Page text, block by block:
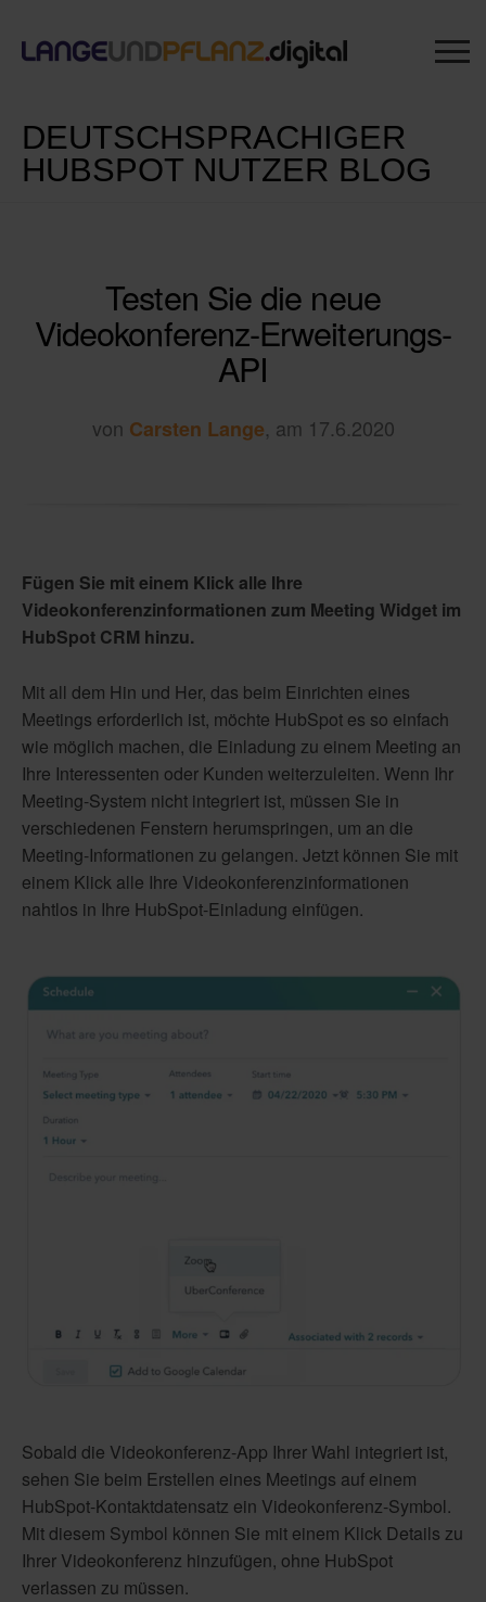
DEUTSCHSPRACHIGER
HUBSPOT NUTZER BLOG
Testen Sie die neue
Videokonferenz-Erweiterungs-
API
von Carsten Lange, am 17.6.2020
Fügen Sie mit einem Klick alle Ihre
Videokonferenzinformationen zum Meeting Widget im
HubSpot CRM hinzu.
Mit all dem Hin und Her, das beim Einrichten eines
Meetings erforderlich ist, möchte HubSpot es so einfach
wie möglich machen, die Einladung zu einem Meeting an
Ihre Interessenten oder Kunden weiterzuleiten. Wenn Ihr
Meeting-System nicht integriert ist, müssen Sie in
verschiedenen Fenstern herumspringen, um an die
Meeting-Informationen zu gelangen. Jetzt können Sie mit
einem Klick alle Ihre Videokonferenzinformationen
nahtlos in Ihre HubSpot-Einladung einfügen.
Sobald die Videokonferenz-App Ihrer Wahl integriert ist,
sehen Sie beim Erstellen eines Meetings auf einem
HubSpot-Kontaktdatensatz ein Videokonferenz-Symbol.
Mit diesem Symbol können Sie mit einem Klick Details zu
Ihrer Videokonferenz hinzufügen, ohne HubSpot
verlassen zu müssen.